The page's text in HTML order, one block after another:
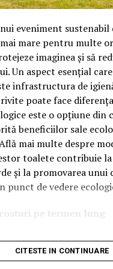
este apreciat în special
și pentru numărul
VMP?
identifică o gamă de
moderne care necesită
cu numeroase
auto.
destinat în special
și diesel, inclusiv
moderne;
Start-Stop.
eveniment sustenabil
mare pentru multe
imaginea și să
Un aspect esențial
infrastructura de
poate face
este o opțiune din
beneficiilor sale
mai multe despre
toalete contribuie la
și la promovarea
punct de vedere
pe termen lung
mai mari avantaje ale
ecologiceeste
CITESTE IN CONTINUARE